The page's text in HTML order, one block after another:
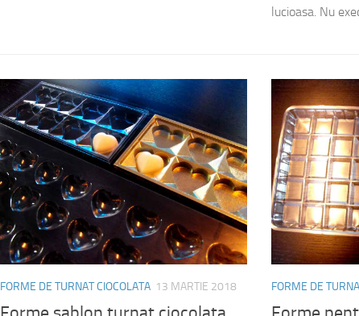
lucioasa. Nu
FORME DE TURNAT CIOCOLATA 13 MARTIE 2018 FORME DE